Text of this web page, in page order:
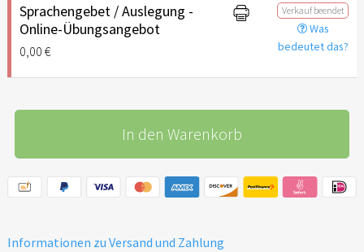
Sprachengebet / Auslegung -
Online-Übungsangebot
0,00 €
Verkauf beendet
Was
bedeutet das?
In den Warenkorb
Informationen zu Versand und Zahlung